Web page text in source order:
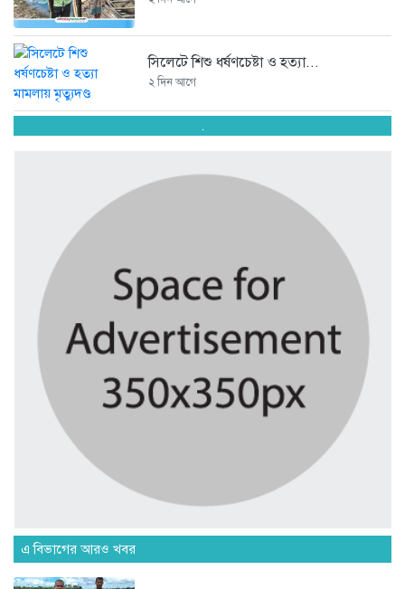
সিলেটে শিশু ধর্ষণচেষ্টা ও হত্যা...
২ দিন আগে
পঞ্চাশ পেরোনো আমিশা এখনও ‘সিঙ্গেল’...
যে ৭ অভ্যাস আপনার হৃদরোগের...
সচিবালয় ঘেরাও করতে গেল ১১...
২ দিন আগে
মানিকগঞ্জে পাটের ভরা মৌসুম, ব্যস্ত...
.
এ বিভাগের আরও খবর